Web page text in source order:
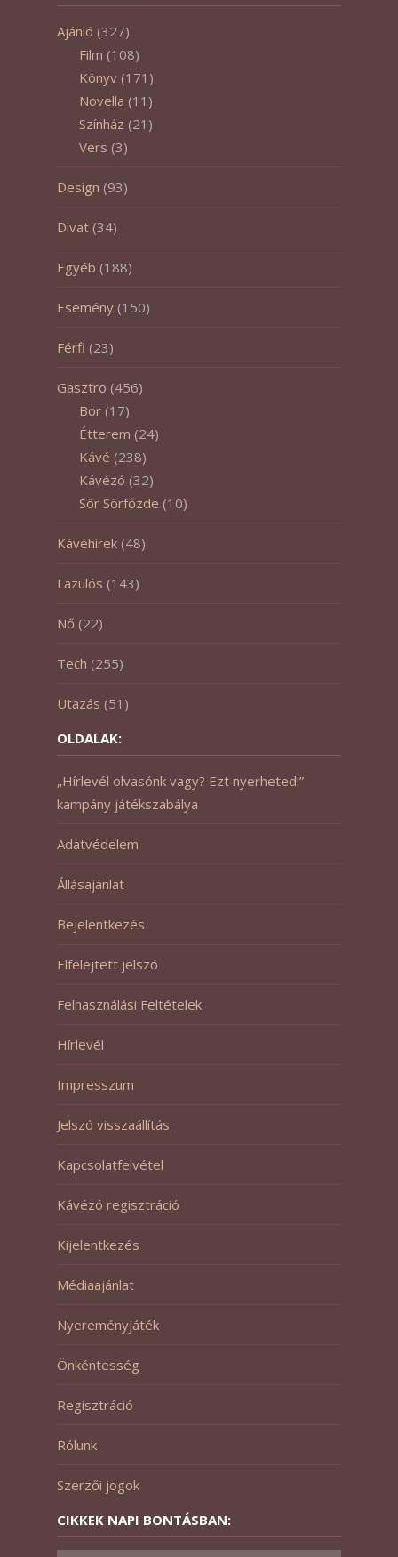
Ajánló (327)
Film (108)
Könyv (171)
Novella (11)
Színház (21)
Vers (3)
Design (93)
Divat (34)
Egyéb (188)
Esemény (150)
Férfi (23)
Gasztro (456)
Bor (17)
Étterem (24)
Kávé (238)
Kávézó (32)
Sör Sörfőzde (10)
Kávéhírek (48)
Lazulós (143)
Nő (22)
Tech (255)
Utazás (51)
OLDALAK:
„Hírlevél olvasónk vagy? Ezt nyerheted!”
kampány játékszabálya
Adatvédelem
Állásajánlat
Bejelentkezés
Elfelejtett jelszó
Felhasználási Feltételek
Hírlevél
Impresszum
Jelszó visszaállítás
Kapcsolatfelvétel
Kávézó regisztráció
Kijelentkezés
Médiaajánlat
Nyereményjáték
Önkéntesség
Regisztráció
Rólunk
Szerzői jogok
CIKKEK NAPI BONTÁSBAN: